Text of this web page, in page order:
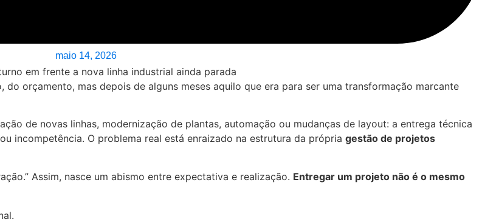
maio 14, 2026
orçamento, mas depois de alguns meses aquilo que era para ser uma transformação marcante
de novas linhas, modernização de plantas, automação ou mudanças de layout: a entrega técnica
incompetência. O problema real está enraizado na estrutura da própria gestão de projetos
Assim, nasce um abismo entre expectativa e realização. Entregar um projeto não é o mesmo